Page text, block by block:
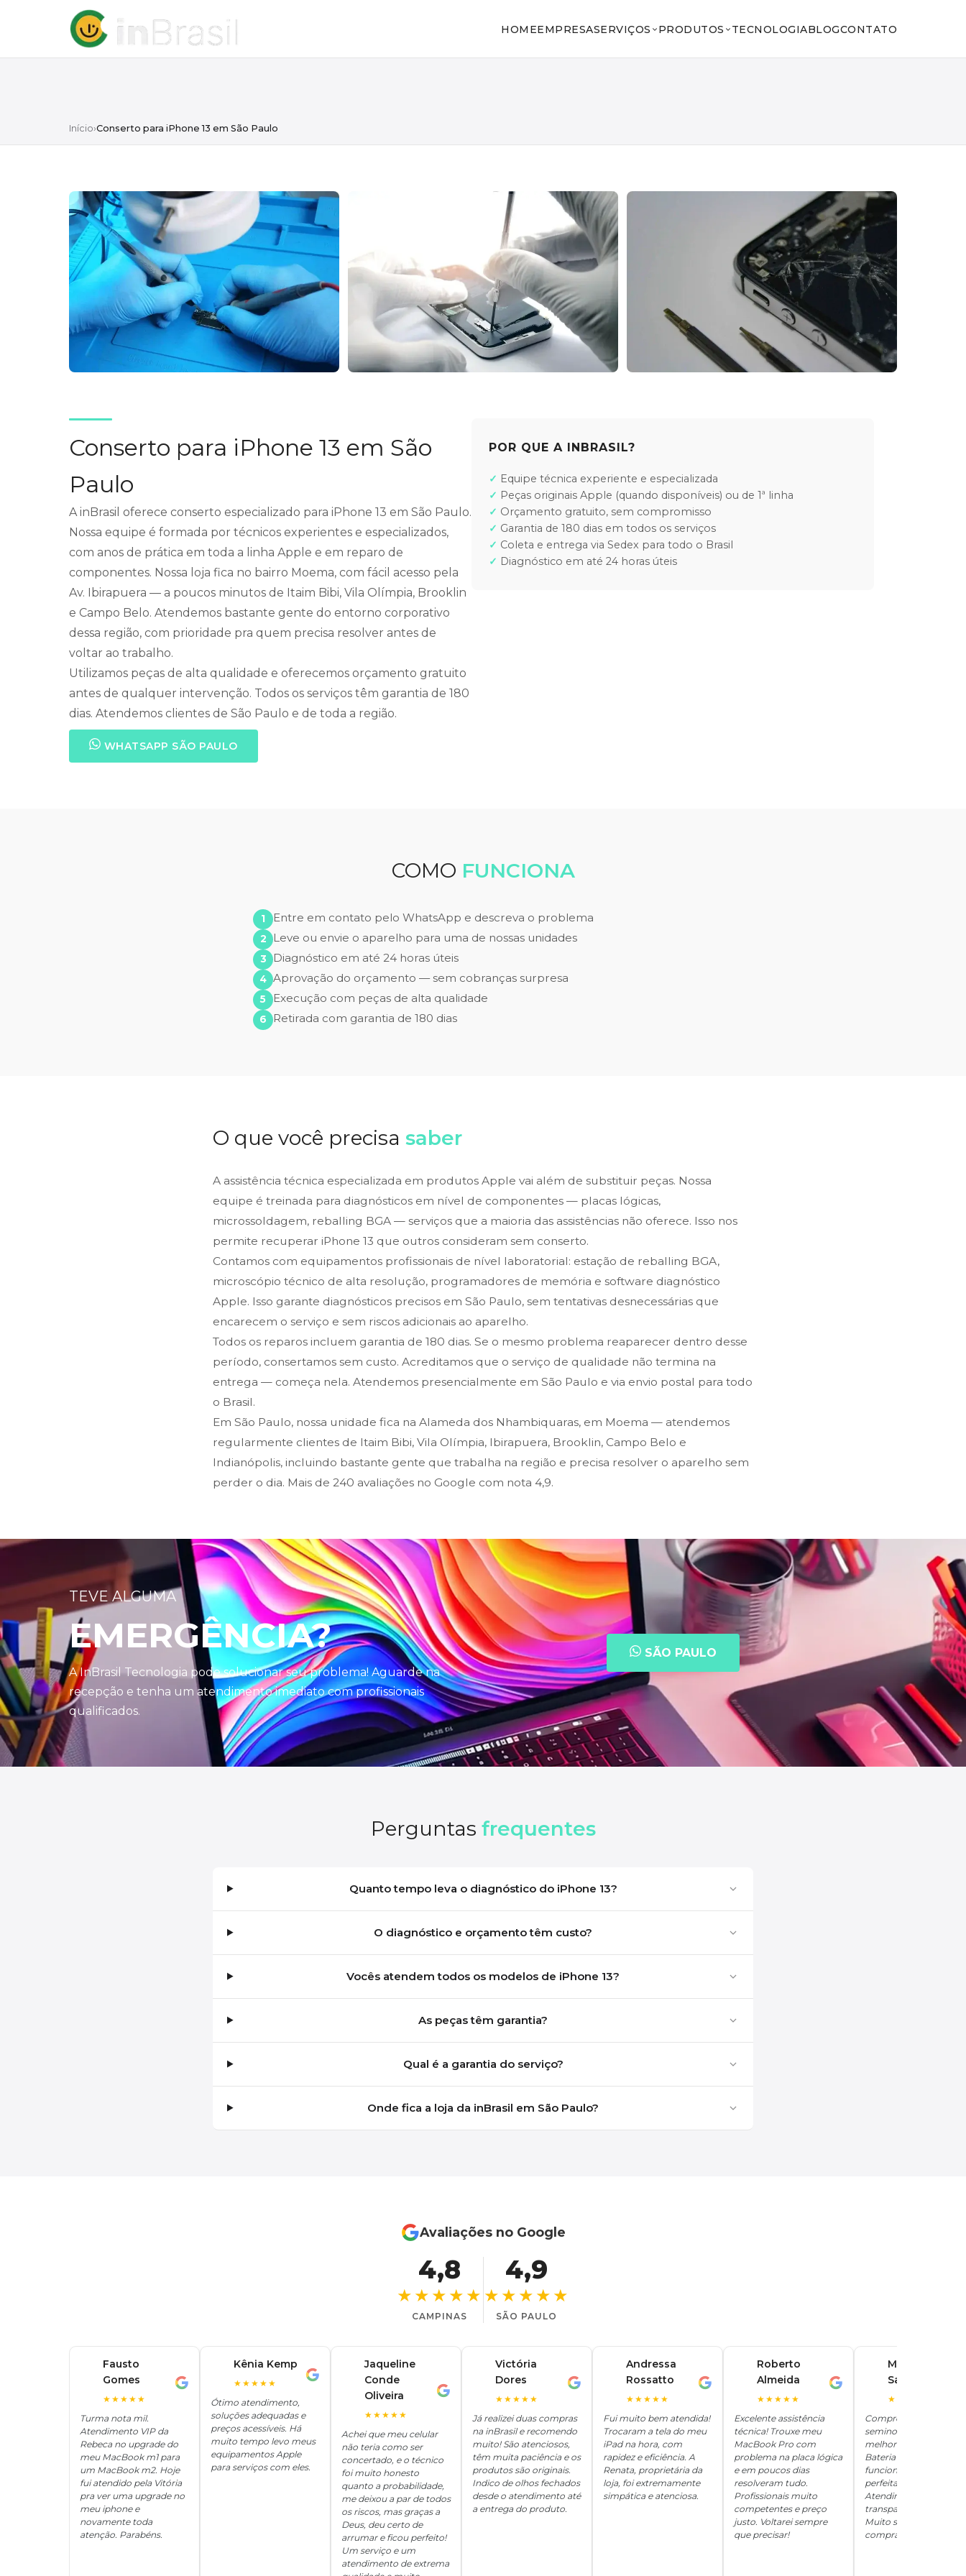
HOMEEMPRESASERVIÇOS PRODUTOS TECNOLOGIABLOGCONTATO
Início›Conserto para iPhone 13 em São Paulo
Conserto para iPhone 13 em São
Paulo
A inBrasil oferece conserto especializado para iPhone 13 em São Paulo.
Nossa equipe é formada por técnicos experientes e especializados,
com anos de prática em toda a linha Apple e em reparo de
componentes. Nossa loja fica no bairro Moema, com fácil acesso pela
Av. Ibirapuera — a poucos minutos de Itaim Bibi, Vila Olímpia, Brooklin
e Campo Belo. Atendemos bastante gente do entorno corporativo
dessa região, com prioridade pra quem precisa resolver antes de
voltar ao trabalho.
Utilizamos peças de alta qualidade e oferecemos orçamento gratuito
antes de qualquer intervenção. Todos os serviços têm garantia de 180
dias. Atendemos clientes de São Paulo e de toda a região.
WHATSAPP SÃO PAULO
POR QUE A INBRASIL?
Equipe técnica experiente e especializada
Peças originais Apple (quando disponíveis) ou de 1ª linha
Orçamento gratuito, sem compromisso
Garantia de 180 dias em todos os serviços
Coleta e entrega via Sedex para todo o Brasil
Diagnóstico em até 24 horas úteis
COMO FUNCIONA
Entre em contato pelo WhatsApp e descreva o problema
Leve ou envie o aparelho para uma de nossas unidades
Diagnóstico em até 24 horas úteis
Aprovação do orçamento — sem cobranças surpresa
Execução com peças de alta qualidade
Retirada com garantia de 180 dias
O que você precisa saber
A assistência técnica especializada em produtos Apple vai além de substituir peças. Nossa
equipe é treinada para diagnósticos em nível de componentes — placas lógicas,
microssoldagem, reballing BGA — serviços que a maioria das assistências não oferece. Isso nos
permite recuperar iPhone 13 que outros consideram sem conserto.
Contamos com equipamentos profissionais de nível laboratorial: estação de reballing BGA,
microscópio técnico de alta resolução, programadores de memória e software diagnóstico
Apple. Isso garante diagnósticos precisos em São Paulo, sem tentativas desnecessárias que
encarecem o serviço e sem riscos adicionais ao aparelho.
Todos os reparos incluem garantia de 180 dias. Se o mesmo problema reaparecer dentro desse
período, consertamos sem custo. Acreditamos que o serviço de qualidade não termina na
entrega — começa nela. Atendemos presencialmente em São Paulo e via envio postal para todo
o Brasil.
Em São Paulo, nossa unidade fica na Alameda dos Nhambiquaras, em Moema — atendemos
regularmente clientes de Itaim Bibi, Vila Olímpia, Ibirapuera, Brooklin, Campo Belo e
Indianópolis, incluindo bastante gente que trabalha na região e precisa resolver o aparelho sem
perder o dia. Mais de 240 avaliações no Google com nota 4,9.
TEVE ALGUMA
EMERGÊNCIA?
A InBrasil Tecnologia pode solucionar seu problema! Aguarde na
recepção e tenha um atendimento imediato com profissionais
qualificados.
SÃO PAULO
Perguntas frequentes
Quanto tempo leva o diagnóstico do iPhone 13?
O diagnóstico e orçamento têm custo?
Vocês atendem todos os modelos de iPhone 13?
As peças têm garantia?
Qual é a garantia do serviço?
Onde fica a loja da inBrasil em São Paulo?
Avaliações no Google
4,8
★★★★★
CAMPINAS
4,9
★★★★★
SÃO PAULO
Fausto
Gomes
★★★★★
Turma nota mil.
Atendimento VIP da
Rebeca no upgrade do
meu MacBook m1 para
um MacBook m2. Hoje
fui atendido pela Vitória
pra ver uma upgrade no
meu iphone e
novamente toda
atenção. Parabéns.
Kênia Kemp
★★★★★
Ótimo atendimento,
soluções adequadas e
preços acessíveis. Há
muito tempo levo meus
equipamentos Apple
para serviços com eles.
Jaqueline
Conde
Oliveira
★★★★★
Achei que meu celular
não teria como ser
concertado, e o técnico
foi muito honesto
quanto a probabilidade,
me deixou a par de todos
os riscos, mas graças a
Deus, deu certo de
arrumar e ficou perfeito!
Um serviço e um
atendimento de extrema
Victória
Dores
★★★★★
Já realizei duas compras
na inBrasil e recomendo
muito! São atenciosos,
têm muita paciência e os
produtos são originais.
Indico de olhos fechados
desde o atendimento até
a entrega do produto.
Andressa
Rossatto
★★★★★
Fui muito bem atendida!
Trocaram a tela do meu
iPad na hora, com
rapidez e eficiência. A
Renata, proprietária da
loja, foi extremamente
simpática e atenciosa.
Roberto
Almeida
★★★★★
Excelente assistência
técnica! Trouxe meu
MacBook Pro com
problema na placa lógica
e em poucos dias
resolveram tudo.
Profissionais muito
competentes e preço
justo. Voltarei sempre
que precisar!
Marina
Santos
★★★★★
Comprei um iPhone
seminovo aqui e ficou
melhor que novo.
Bateria 100%, tudo
funcionando
perfeitamente.
Atendimento
transparente e
Muito satisfeita com a
compra!